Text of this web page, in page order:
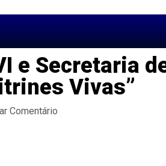
e Secretaria
Vivas”
Comentário